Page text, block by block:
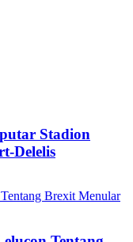
Stadion
Delelis